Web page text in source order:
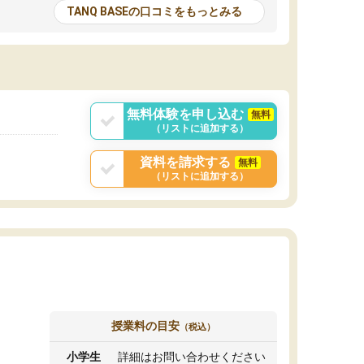
る機会が増えたり
試験対策の面接練
と伝えることもで
が多いので、その子達に感化されて自分も『も
っと何かに取り組んでみよう』と思えます。
はたらく部はオンラインなので、色々な場所の
TANQ BASEの口コミをもっとみる
無料体験を申し込む
無料
（リストに追加する）
資料を請求する
無料
（リストに追加する）
授業料の目安 （税込）
小学生 詳細はお問い合わせください